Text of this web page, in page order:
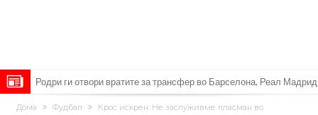
Родри ги отвори вратите за трансфер во Барселона, Реал Мадрид
е информиран
Крај на сагата: Винисиус останува во Реал Мадрид до 2032
Дома Фудбал
Крос искрен: Не заслуживме пласман во